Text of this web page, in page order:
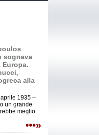
sognava
Europa.
alla
1935 –
un grande
meglio
•••»